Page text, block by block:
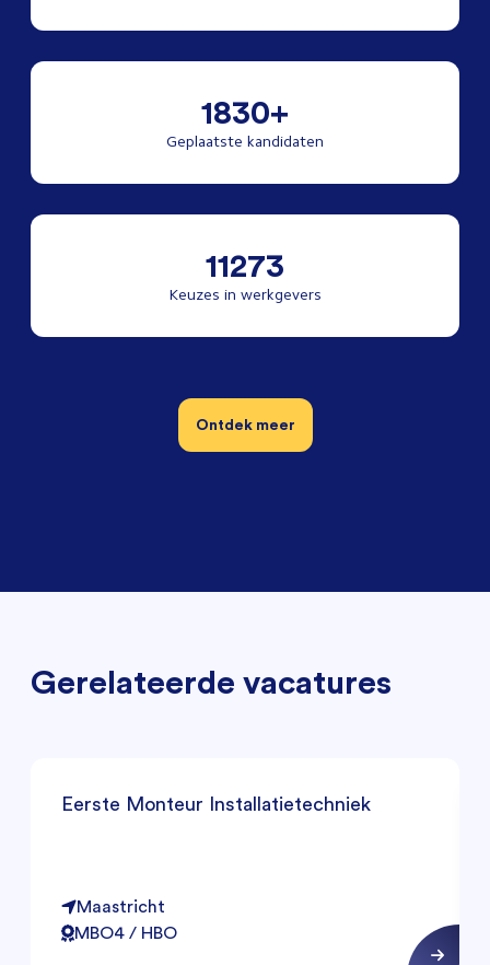
1830+
Geplaatste kandidaten
11273
Keuzes in werkgevers
Ontdek meer
Gerelateerde vacatures
Eerste Monteur Installatietechniek
Maastricht
MBO4 / HBO